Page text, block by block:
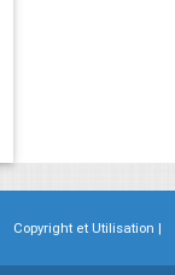
Copyright et Utilisation |